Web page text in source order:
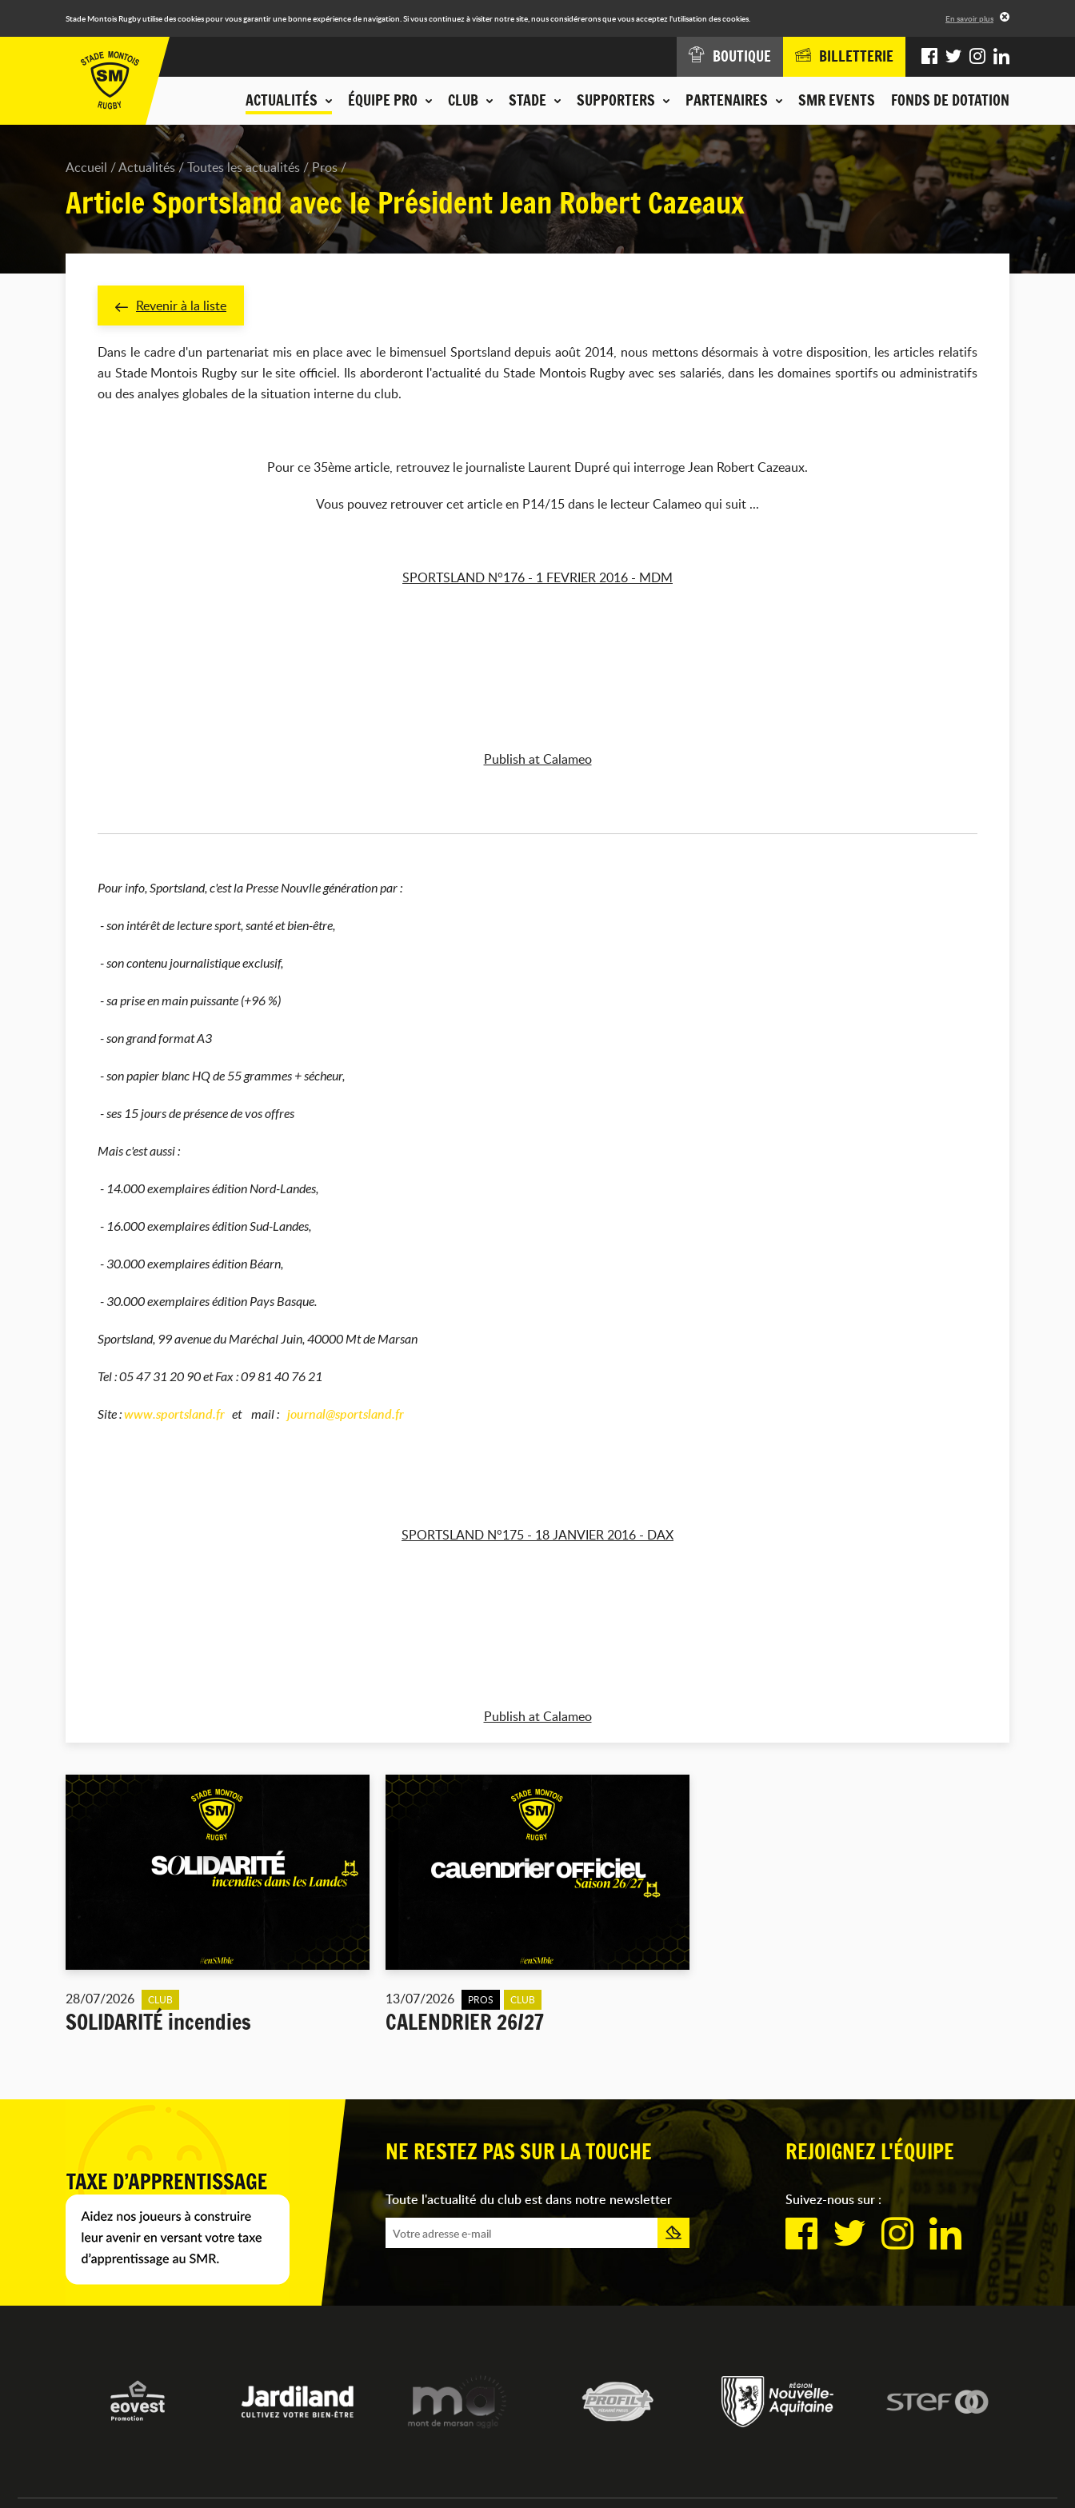
Stade Montois Rugby utilise des cookies pour vous garantir une bonne expérience de navigation. Si vous continuez à visiter notre site, nous considérerons que vous acceptez l'utilisation des cookies. En savoir plus
ACTUALITÉS ÉQUIPE PRO CLUB STADE SUPPORTERS PARTENAIRES SMR EVENTS FONDS DE DOTATION
BOUTIQUE BILLETTERIE
Accueil Actualités Toutes les actualités Pros
Article Sportsland avec le Président Jean Robert Cazeaux
Revenir à la liste
Dans le cadre d'un partenariat mis en place avec le bimensuel Sportsland depuis août 2014, nous mettons désormais à votre disposition, les articles relatifs
au Stade Montois Rugby sur le site officiel. Ils aborderont l'actualité du Stade Montois Rugby avec ses salariés, dans les domaines sportifs ou administratifs
ou des analyes globales de la situation interne du club.
Pour ce 35ème article, retrouvez le journaliste Laurent Dupré qui interroge Jean Robert Cazeaux.
Vous pouvez retrouver cet article en P14/15 dans le lecteur Calameo qui suit ...
SPORTSLAND N°176 - 1 FEVRIER 2016 - MDM
Publish at Calameo
Pour info, Sportsland, c'est la Presse Nouvlle génération par :
- son intérêt de lecture sport, santé et bien-être,
- son contenu journalistique exclusif,
- sa prise en main puissante (+96 %)
- son grand format A3
- son papier blanc HQ de 55 grammes + sécheur,
- ses 15 jours de présence de vos offres
Mais c'est aussi :
- 14.000 exemplaires édition Nord-Landes,
- 16.000 exemplaires édition Sud-Landes,
- 30.000 exemplaires édition Béarn,
- 30.000 exemplaires édition Pays Basque.
Sportsland, 99 avenue du Maréchal Juin, 40000 Mt de Marsan
Tel : 05 47 31 20 90 et Fax : 09 81 40 76 21
Site :www.sportsland.fr et mail : journal@sportsland.fr
SPORTSLAND N°175 - 18 JANVIER 2016 - DAX
Publish at Calameo
28/07/2026 CLUB
SOLIDARITÉ incendies
13/07/2026 PROS CLUB
CALENDRIER 26/27
NE RESTEZ PAS SUR LA TOUCHE
Toute l'actualité du club est dans notre newsletter
REJOIGNEZ L'ÉQUIPE
Suivez-nous sur :